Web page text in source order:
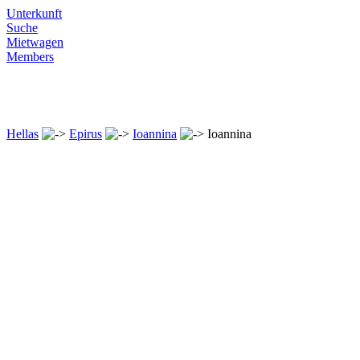
Unterkunft
Suche
Mietwagen
Members
Hellas Epirus Ioannina Ioannina